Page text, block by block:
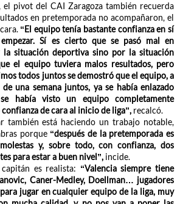
el pivot del CAI Zaragoza también recuerda
en pretemporada no acompañaron, el
“El equipo tenía bastante confianza en sí
Sí es cierto que se pasó mal en
la situación deportiva sino por la situación
el equipo tuviera malos resultados, pero
todos juntos se demostró que el equipo, a
una semana juntos, ya se había enlazado
había visto un equipo completamente
de cara al inicio de liga”, recalcó.
también está haciendo un trabajo notable,
porque “después de la pretemporada es
y, sobre todo, con confianza, dos
para estar a buen nivel”, incide.
es realista: “Valencia siempre tiene
Caner-Medley, Doellman… jugadores
jugar en cualquier equipo de la liga, muy